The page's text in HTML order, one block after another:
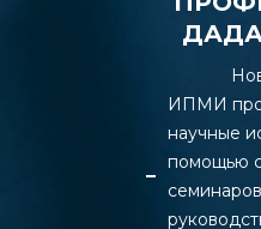
ИПМИ
научные
помощью